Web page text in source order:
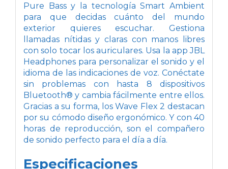
Pure Bass y la tecnología Smart Ambient
para que decidas cuánto del mundo
exterior quieres escuchar. Gestiona
llamadas nítidas y claras con manos libres
con solo tocar los auriculares. Usa la app JBL
Headphones para personalizar el sonido y el
idioma de las indicaciones de voz. Conéctate
sin problemas con hasta 8 dispositivos
Bluetooth® y cambia fácilmente entre ellos.
Gracias a su forma, los Wave Flex 2 destacan
por su cómodo diseño ergonómico. Y con 40
horas de reproducción, son el compañero
de sonido perfecto para el día a día.
Especificaciones